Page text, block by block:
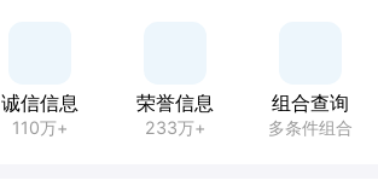
诚信信息
110万+
荣誉信息
233万+
组合查询
多条件组合